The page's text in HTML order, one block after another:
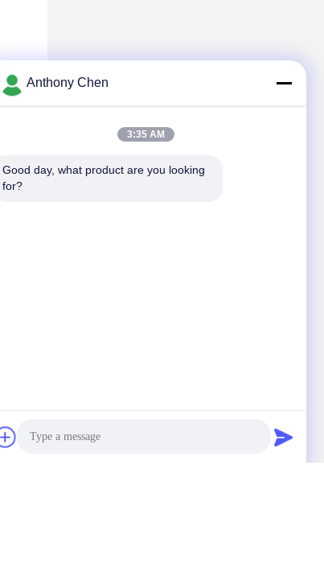
Anthony Chen
3:35 AM
Good day, what product are you looking
for?